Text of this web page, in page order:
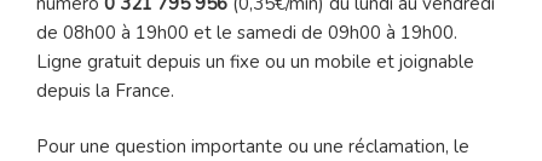
de 08h00 à 19h00 et le samedi de 09h00 à 19h00.
Ligne gratuit depuis un fixe ou un mobile et joignable
depuis la France.
Pour une question importante ou une réclamation, le